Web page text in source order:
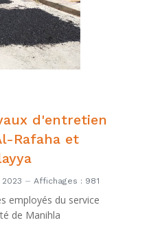
d'entretien
Rafaha et
Affichages : 981
employés du service
de Manihla